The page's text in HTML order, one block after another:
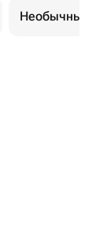
Необычные